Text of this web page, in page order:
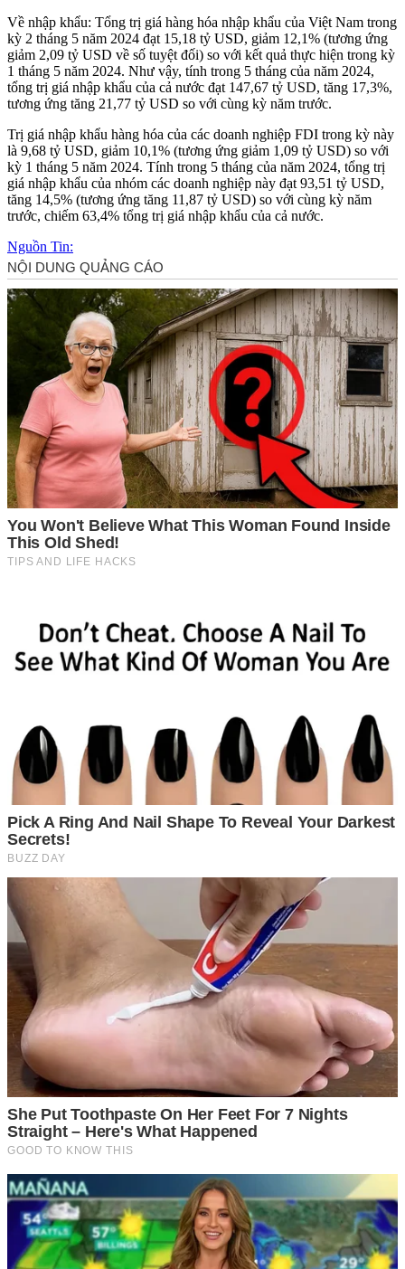
Về nhập khẩu: Tổng trị giá hàng hóa nhập khẩu của Việt Nam trong
kỳ 2 tháng 5 năm 2024 đạt 15,18 tỷ USD, giảm 12,1% (tương ứng
giảm 2,09 tỷ USD về số tuyệt đối) so với kết quả thực hiện trong kỳ
1 tháng 5 năm 2024. Như vậy, tính trong 5 tháng của năm 2024,
tổng trị giá nhập khẩu của cả nước đạt 147,67 tỷ USD, tăng 17,3%,
tương ứng tăng 21,77 tỷ USD so với cùng kỳ năm trước.
Trị giá nhập khẩu hàng hóa của các doanh nghiệp FDI trong kỳ này
là 9,68 tỷ USD, giảm 10,1% (tương ứng giảm 1,09 tỷ USD) so với
kỳ 1 tháng 5 năm 2024. Tính trong 5 tháng của năm 2024, tổng trị
giá nhập khẩu của nhóm các doanh nghiệp này đạt 93,51 tỷ USD,
tăng 14,5% (tương ứng tăng 11,87 tỷ USD) so với cùng kỳ năm
trước, chiếm 63,4% tổng trị giá nhập khẩu của cả nước.
Nguồn Tin: